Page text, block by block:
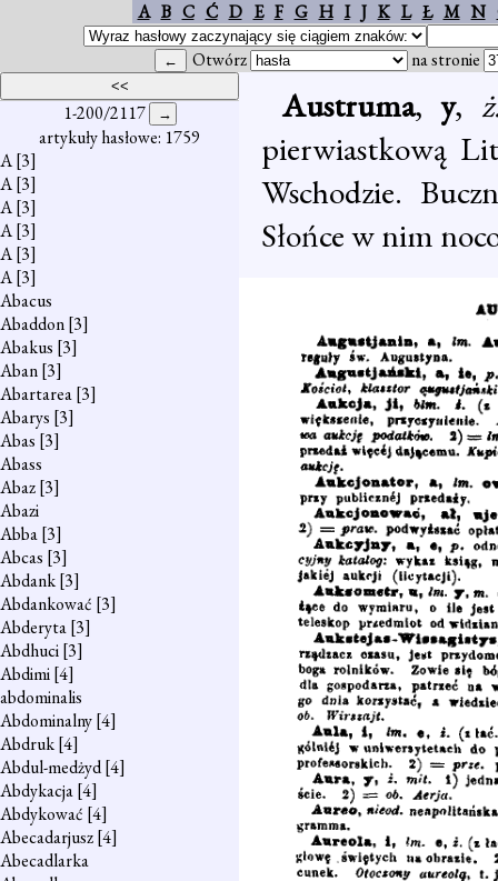
A B C Ć D E F G H I J K L Ł M N
Otwórz na stronie
1-200/2117
artykuły hasłowe: 1759
A[3]
A[3]
A[3]
A[3]
A[3]
A[3]
Abacus
Abaddon[3]
Abakus [3]
Aban[3]
Abartarea[3]
Abarys [3]
Abas [3]
Abass
Abaz[3]
Abazi
Abba[3]
Abcas [3]
Abdank[3]
Abdankować [3]
Abderyta[3]
Abdhuci[3]
Abdimi[4]
abdominalis
Abdominalny[4]
Abdruk[4]
Abdul-medżyd[4]
Abdykacja[4]
Abdykować [4]
Abecadarjusz[4]
Abecadlarka
Austruma,y,
pierwiastkową
Wschodzie.
Słońce w nim